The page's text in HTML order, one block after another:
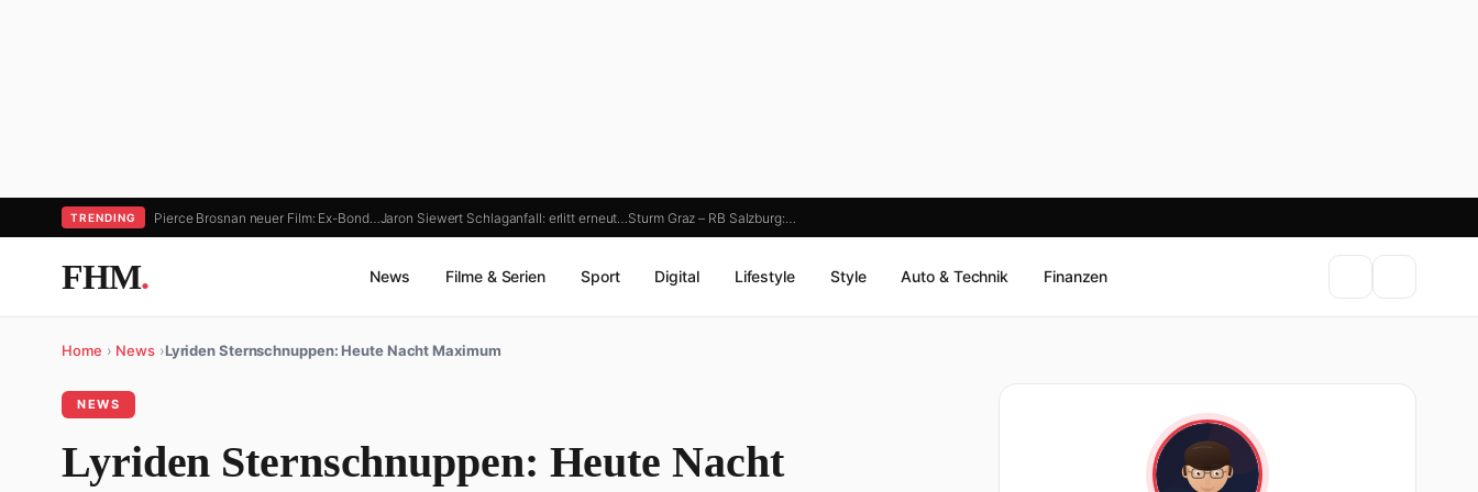
TRENDING Pierce Brosnan neuer Film: Ex-Bond… Jaron Siewert Schlaganfall: erlitt erneut… Sturm Graz – RB Salzburg:…
FHM. News Filme & Serien Sport Digital Lifestyle Style Auto & Technik Finanzen
Home › News ›Lyriden Sternschnuppen: Heute Nacht Maximum
NEWS
Lyriden Sternschnuppen: Heute Nacht